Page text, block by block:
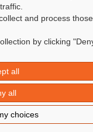
and process
by clicking
all
all
choices